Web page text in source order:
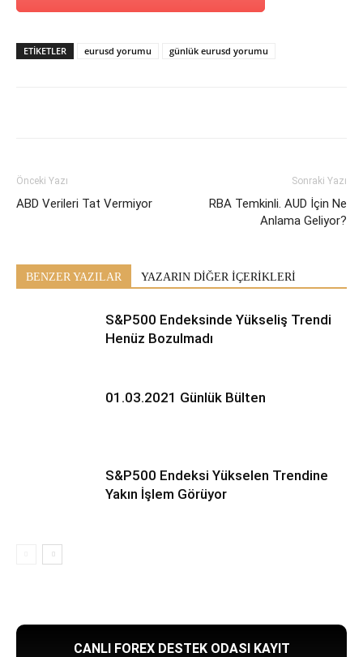
ETİKETLER eurusd yorumu günlük eurusd yorumu
Önceki Yazı
ABD Verileri Tat Vermiyor
Sonraki Yazı
RBA Temkinli. AUD İçin Ne
Anlama Geliyor?
BENZER YAZILAR YAZARIN DİĞER İÇERİKLERİ
S&P500 Endeksinde Yükseliş Trendi
Henüz Bozulmadı
01.03.2021 Günlük Bülten
S&P500 Endeksi Yükselen Trendine
Yakın İşlem Görüyor
CANLI FOREX DESTEK ODASI KAYIT